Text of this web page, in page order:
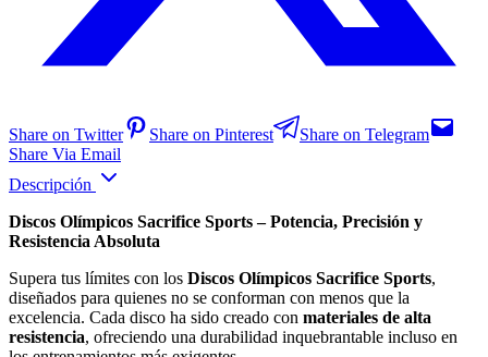
Share on Twitter Share on Pinterest
Share on Telegram
Share Via Email
Descripción
Discos Olímpicos Sacrifice Sports – Potencia, Precisión y
Resistencia Absoluta
Supera tus límites con los Discos Olímpicos Sacrifice Sports,
diseñados para quienes no se conforman con menos que la
excelencia. Cada disco ha sido creado con materiales de alta
resistencia, ofreciendo una durabilidad inquebrantable incluso en